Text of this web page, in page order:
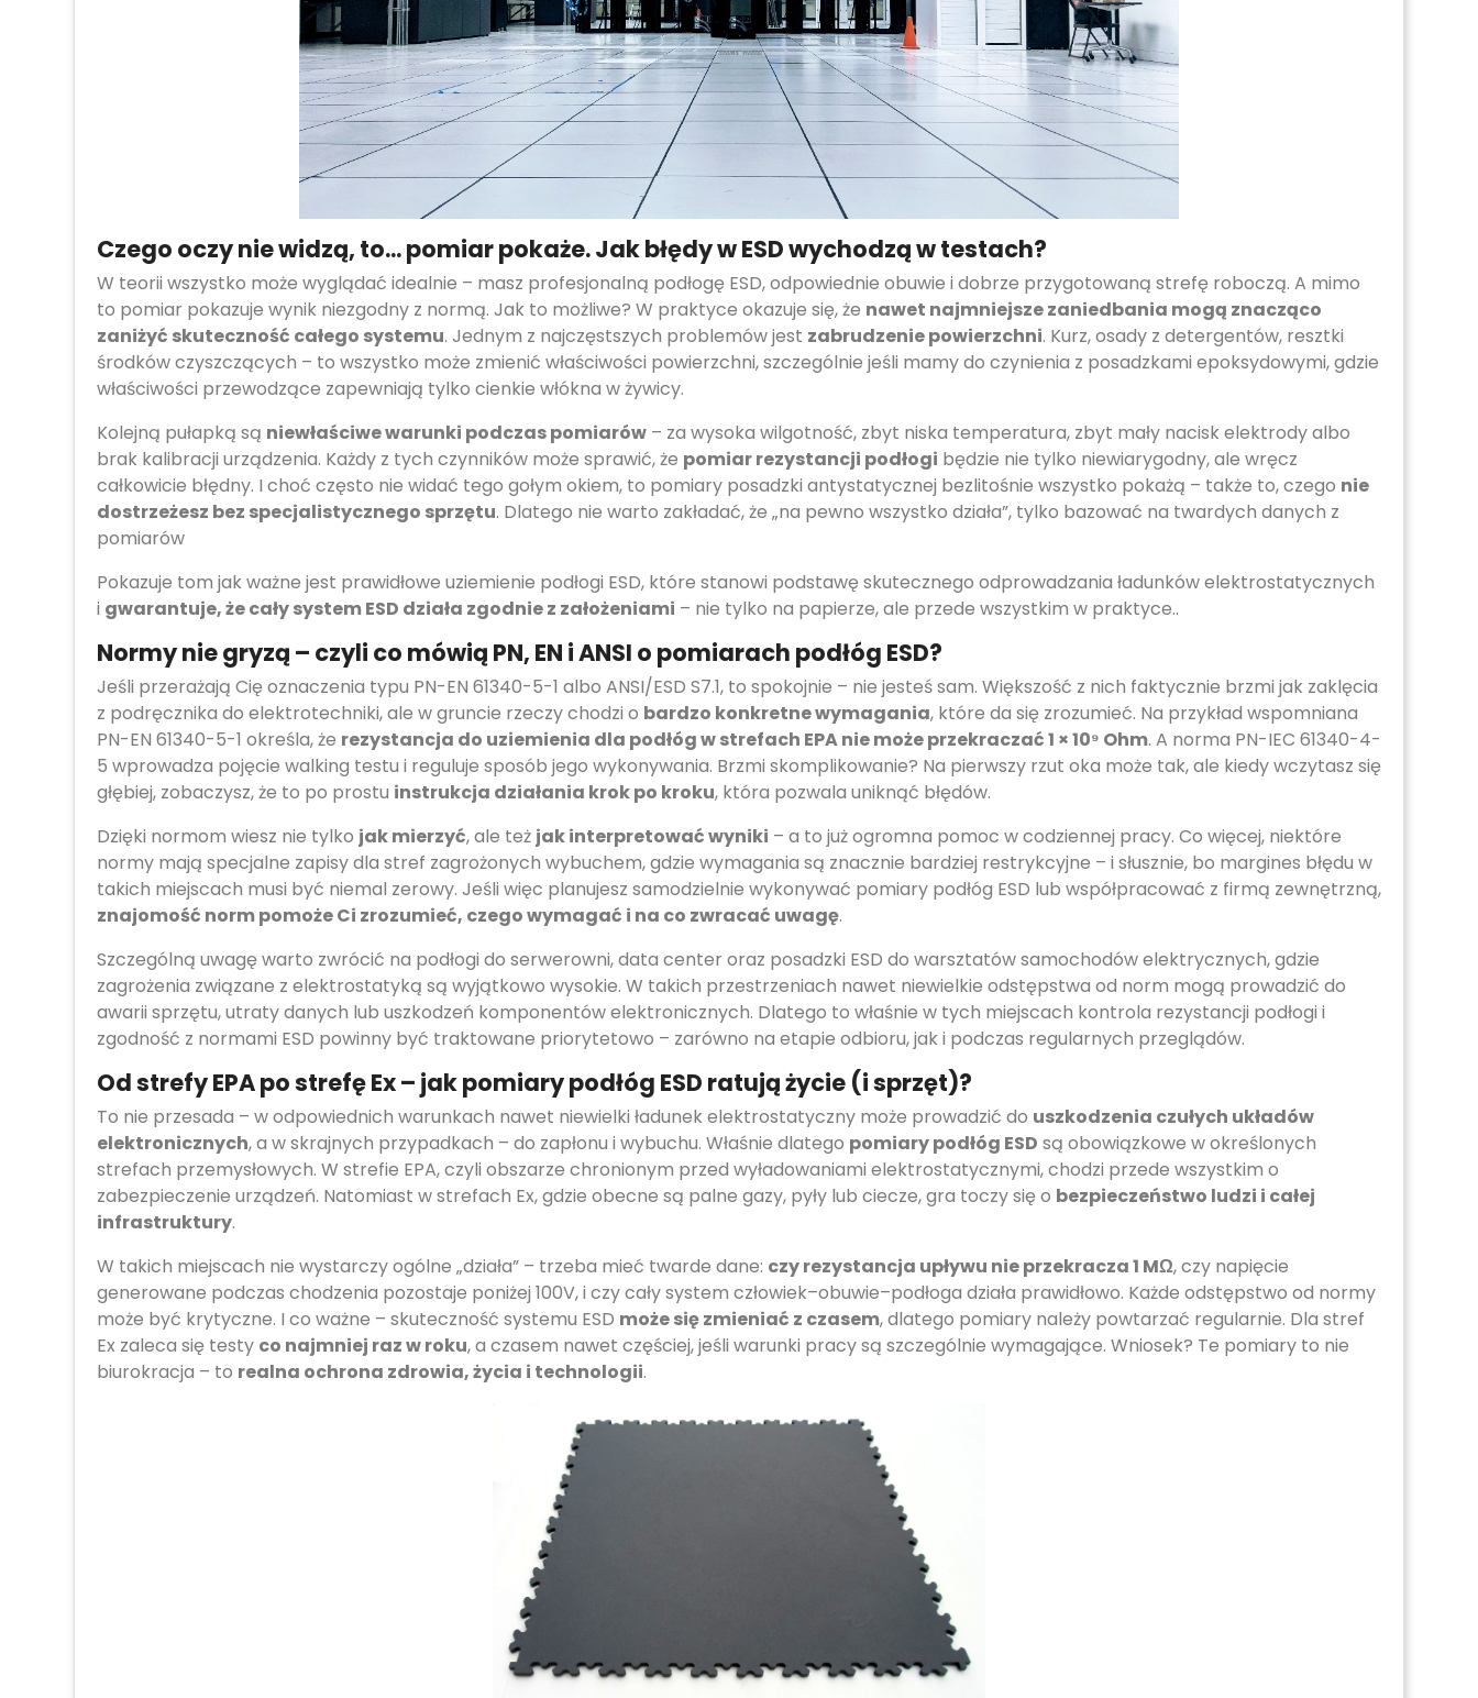
Czego oczy nie widzą, to... pomiar pokaże. Jak błędy w ESD wychodzą w testach?
W teorii wszystko może wyglądać idealnie – masz profesjonalną podłogę ESD, odpowiednie obuwie i dobrze przygotowaną strefę roboczą. A mimo
to pomiar pokazuje wynik niezgodny z normą. Jak to możliwe? W praktyce okazuje się, że nawet najmniejsze zaniedbania mogą znacząco
zaniżyć skuteczność całego systemu. Jednym z najczęstszych problemów jest zabrudzenie powierzchni. Kurz, osady z detergentów, resztki
środków czyszczących – to wszystko może zmienić właściwości powierzchni, szczególnie jeśli mamy do czynienia z posadzkami epoksydowymi, gdzie
właściwości przewodzące zapewniają tylko cienkie włókna w żywicy.
Kolejną pułapką są niewłaściwe warunki podczas pomiarów – za wysoka wilgotność, zbyt niska temperatura, zbyt mały nacisk elektrody albo
brak kalibracji urządzenia. Każdy z tych czynników może sprawić, że pomiar rezystancji podłogi będzie nie tylko niewiarygodny, ale wręcz
całkowicie błędny. I choć często nie widać tego gołym okiem, to pomiary posadzki antystatycznej bezlitośnie wszystko pokażą – także to, czego nie
dostrzeżesz bez specjalistycznego sprzętu. Dlatego nie warto zakładać, że „na pewno wszystko działa”, tylko bazować na twardych danych z
pomiarów
Pokazuje tom jak ważne jest prawidłowe uziemienie podłogi ESD, które stanowi podstawę skutecznego odprowadzania ładunków elektrostatycznych
i gwarantuje, że cały system ESD działa zgodnie z założeniami – nie tylko na papierze, ale przede wszystkim w praktyce..
Normy nie gryzą – czyli co mówią PN, EN i ANSI o pomiarach podłóg ESD?
Jeśli przerażają Cię oznaczenia typu PN-EN 61340-5-1 albo ANSI/ESD S7.1, to spokojnie – nie jesteś sam. Większość z nich faktycznie brzmi jak zaklęcia
z podręcznika do elektrotechniki, ale w gruncie rzeczy chodzi o bardzo konkretne wymagania, które da się zrozumieć. Na przykład wspomniana
PN-EN 61340-5-1 określa, że rezystancja do uziemienia dla podłóg w strefach EPA nie może przekraczać 1 × 10⁹ Ohm. A norma PN-IEC 61340-4-
5 wprowadza pojęcie walking testu i reguluje sposób jego wykonywania. Brzmi skomplikowanie? Na pierwszy rzut oka może tak, ale kiedy wczytasz się
głębiej, zobaczysz, że to po prostu instrukcja działania krok po kroku, która pozwala uniknąć błędów.
Dzięki normom wiesz nie tylko jak mierzyć, ale też jak interpretować wyniki – a to już ogromna pomoc w codziennej pracy. Co więcej, niektóre
normy mają specjalne zapisy dla stref zagrożonych wybuchem, gdzie wymagania są znacznie bardziej restrykcyjne – i słusznie, bo margines błędu w
takich miejscach musi być niemal zerowy. Jeśli więc planujesz samodzielnie wykonywać pomiary podłóg ESD lub współpracować z firmą zewnętrzną,
znajomość norm pomoże Ci zrozumieć, czego wymagać i na co zwracać uwagę.
Szczególną uwagę warto zwrócić na podłogi do serwerowni, data center oraz posadzki ESD do warsztatów samochodów elektrycznych, gdzie
zagrożenia związane z elektrostatyką są wyjątkowo wysokie. W takich przestrzeniach nawet niewielkie odstępstwa od norm mogą prowadzić do
awarii sprzętu, utraty danych lub uszkodzeń komponentów elektronicznych. Dlatego to właśnie w tych miejscach kontrola rezystancji podłogi i
zgodność z normami ESD powinny być traktowane priorytetowo – zarówno na etapie odbioru, jak i podczas regularnych przeglądów.
Od strefy EPA po strefę Ex – jak pomiary podłóg ESD ratują życie (i sprzęt)?
To nie przesada – w odpowiednich warunkach nawet niewielki ładunek elektrostatyczny może prowadzić do uszkodzenia czułych układów
elektronicznych, a w skrajnych przypadkach – do zapłonu i wybuchu. Właśnie dlatego pomiary podłóg ESD są obowiązkowe w określonych
strefach przemysłowych. W strefie EPA, czyli obszarze chronionym przed wyładowaniami elektrostatycznymi, chodzi przede wszystkim o
zabezpieczenie urządzeń. Natomiast w strefach Ex, gdzie obecne są palne gazy, pyły lub ciecze, gra toczy się o bezpieczeństwo ludzi i całej
infrastruktury.
W takich miejscach nie wystarczy ogólne „działa” – trzeba mieć twarde dane: czy rezystancja upływu nie przekracza 1 MΩ, czy napięcie
generowane podczas chodzenia pozostaje poniżej 100V, i czy cały system człowiek–obuwie–podłoga działa prawidłowo. Każde odstępstwo od normy
może być krytyczne. I co ważne – skuteczność systemu ESD może się zmieniać z czasem, dlatego pomiary należy powtarzać regularnie. Dla stref
Ex zaleca się testy co najmniej raz w roku, a czasem nawet częściej, jeśli warunki pracy są szczególnie wymagające. Wniosek? Te pomiary to nie
biurokracja – to realna ochrona zdrowia, życia i technologii.